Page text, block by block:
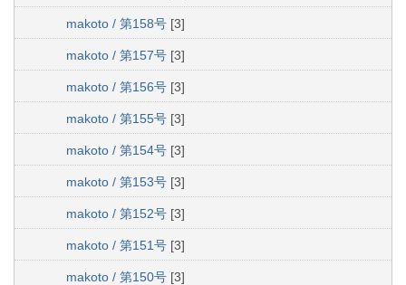
makoto / 第158号 [3]
makoto / 第157号 [3]
makoto / 第156号 [3]
makoto / 第155号 [3]
makoto / 第154号 [3]
makoto / 第153号 [3]
makoto / 第152号 [3]
makoto / 第151号 [3]
makoto / 第150号 [3]